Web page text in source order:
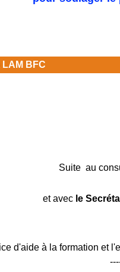
LAM BFC
Suite au
et avec le
d'aide à la formation et